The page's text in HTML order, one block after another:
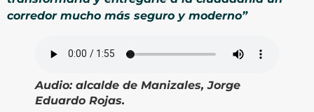
corredor mucho más seguro y moderno”
Audio:alcalde de Manizales, Jorge
Eduardo Rojas.